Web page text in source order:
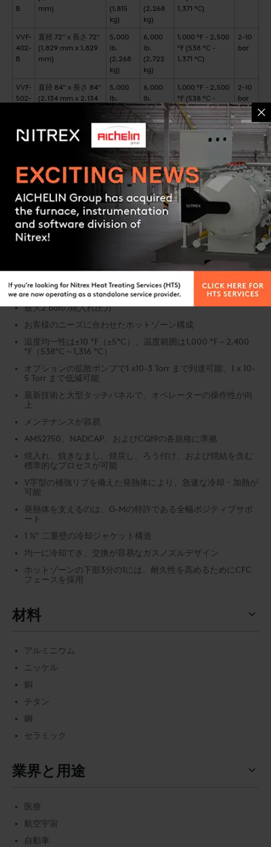
B
mm)
(1,815
kg)
(2,268
kg)
1,371 °C)
VVF-
402-
B
直径 72" x 長さ 72"
(1,829 mm x 1,829
mm)
5,000
lb.
(2,268
kg)
6,000
lb.
(2,722
kg)
1,000 °F - 2,500
°F (538 °C -
1,371 °C)
2-10
bar
VVF-
502-
直径 84" x 長さ 84"
(2,134 mm x 2,134
5,000
lb.
(2,268
6,000
lb.
(2,722
kg)
1,000 °F - 2,500
°F (538 °C -
1,371 °C)
2-10
bar
VVF-
直径 96" x 長さ 96"
(2,438 mm x 2,438
6,000
lb.
(2,722
kg)
7,000
lb.
(3,175
kg)
1,000 °F - 2,500
1,371 °C)
bar
機能と利点
市場で最も堅牢でエネルギー効率の高い設計により、業界を
リードする信頼性を実現
外部焼入れとして利用可能
最大2 barの焼入れ圧力
お客様のニーズに合わせたホットゾーン構成
温度均一性は±10 °F（±5°C）、温度範囲は1,000 °F～2,400
°F（538°C～1,316 °C）
オプションの拡散ポンプで1 x10-3 Torr まで到達可能、1 x 10-
5 Torr まで低減可能
最新技術と大型タッチパネルで、オペレーターの操作性が向
メンテナンスが容易
AMS2750、NADCAP、およびCQI9の各規格に準拠
焼入れ、焼きなまし、焼戻し、ろう付け、および焼結を含む
標準的なプロセスが可能
V字型の補強リブを備えた発熱体により、急速な冷却・加熱が
可能
発熱体を支えるのは、G-Mの特許である全幅ポジティブサポ
ート
1 ½” 二重壁の冷却ジャケット構造
均一に冷却でき、交換が容易なガスノズルデザイン
ホットゾーンの下部3分の1には、耐久性を高めるためにCFC
フェースを採用
材料
アルミニウム
ニッケル
銅
チタン
鋼
セラミック
業界と用途
医療
航空宇宙
自動車
Contact us